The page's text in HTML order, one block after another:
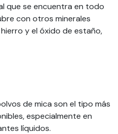
que se encuentra en todo
con otros minerales
y el óxido de estaño,
de mica son el tipo más
especialmente en
líquidos.